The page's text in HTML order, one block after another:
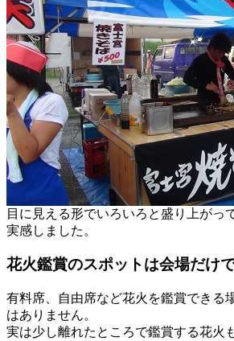
目に見える形でいろいろと盛り上がっ
実感しました。
花火鑑賞のスポットは会場だけ
有料席、自由席など花火を鑑賞できる
はありません。
実は少し離れたところで鑑賞する花火